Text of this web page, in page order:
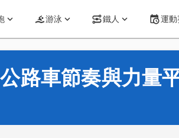
游泳 鐵人 運
路車節奏與力量